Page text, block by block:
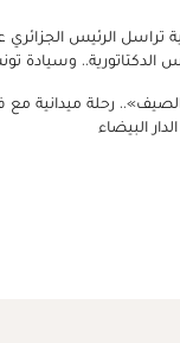
تراسل الرئيس
وسيادة
رحلة ميدانية مع
البيضاء